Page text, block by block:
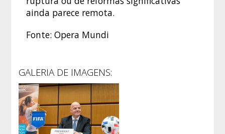
ainda parece remota.
Fonte: Opera Mundi
GALERIA DE IMAGENS: